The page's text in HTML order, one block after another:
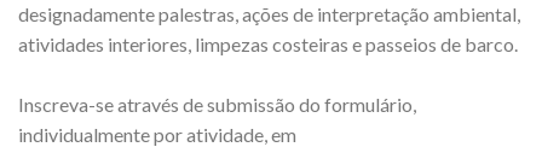
designadamente palestras, ações de interpretação ambiental,
atividades interiores, limpezas costeiras e passeios de barco.
Inscreva-se através de submissão do formulário,
individualmente por atividade, em